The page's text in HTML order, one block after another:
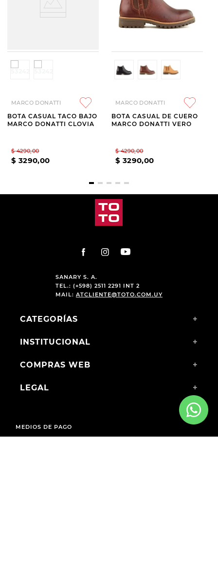
MARCO DONATTI
BOTA CASUAL TACO BAJO
MARCO DONATTI CLOVIA
$ 4290,00
$ 3290,00
MARCO DONATTI
BOTA CASUAL DE CUERO
MARCO DONATTI VERO
$ 4290,00
$ 3290,00
SANARY S. A.
TEL.: (+598) 2511 2291 INT 2
MAIL: ATCLIENTE@TOTO.COM.UY
CATEGORÍAS +
INSTITUCIONAL +
COMPRAS WEB +
LEGAL +
MEDIOS DE PAGO